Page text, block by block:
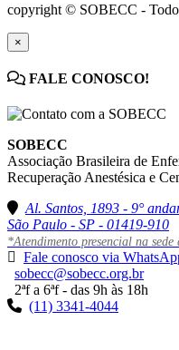
copyright © SOBECC -
×
FALE CONOSCO!
SOBECC
Associação Brasileira de
Recuperação Anestésica e
Al. Santos, 1893 - 9°
São Paulo - SP - 01419-910
*Atendimento presencial na
Fale conosco via
sobecc@sobecc.org.br
2ªf a 6ªf - das 9h às 18h
(11) 3341-4044